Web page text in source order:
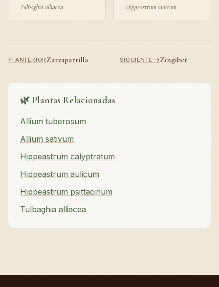
Tulbaghia alliacea Hippeastrum aulicum
← ANTERIORZarzaparrilla SIGUIENTE →Zingiber
🌿 Plantas Relacionadas
Allium tuberosum
Allium sativum
Hippeastrum calyptratum
Hippeastrum aulicum
Hippeastrum psittacinum
Tulbaghia alliacea